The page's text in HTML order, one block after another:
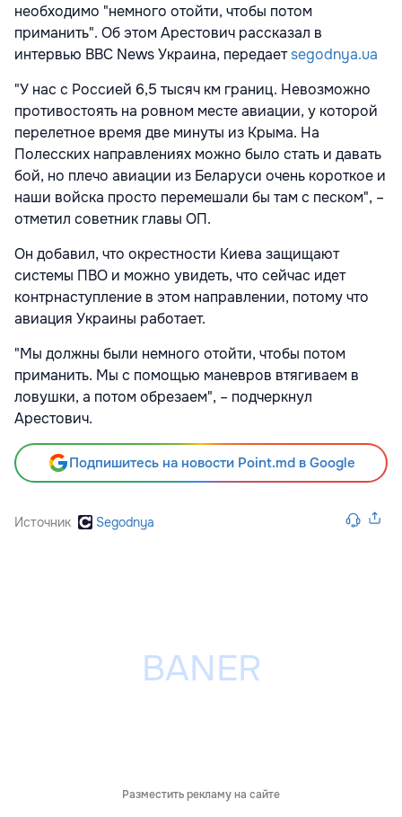
необходимо "немного отойти, чтобы потом
приманить". Об этом Арестович рассказал в
интервью BBC News Украина, передаетsegodnya.ua
"У нас с Россией 6,5 тысяч км границ. Невозможно
противостоять на ровном месте авиации, у которой
перелетное время две минуты из Крыма. На
Полесских направлениях можно было стать и давать
бой, но плечо авиации из Беларуси очень короткое и
наши войска просто перемешали бы там с песком", –
отметил советник главы ОП.
Он добавил, что окрестности Киева защищают
системы ПВО и можно увидеть, что сейчас идет
контрнаступление в этом направлении, потому что
авиация Украины работает.
"Мы должны были немного отойти, чтобы потом
приманить. Мы с помощью маневров втягиваем в
ловушки, а потом обрезаем", – подчеркнул
Арестович.
Подпишитесь на новости Point.md в Google
Источник Segodnya
Разместить рекламу на сайте